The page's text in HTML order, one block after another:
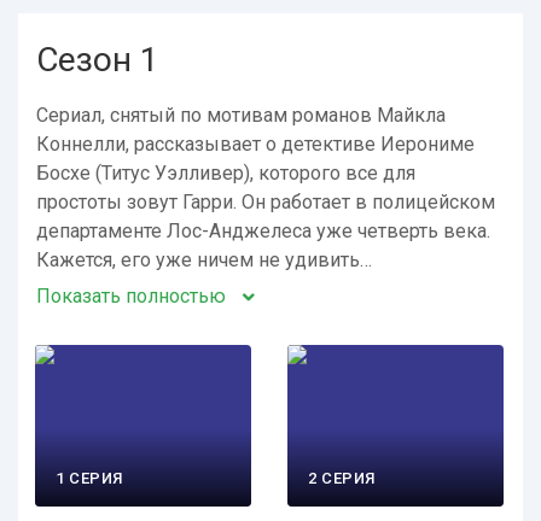
Сезон 1
Сериал, снятый по мотивам романов Майкла
Коннелли, рассказывает о детективе Иерониме
Босхе (Титус Уэлливер), которого все для
простоты зовут Гарри. Он работает в полицейском
департаменте Лос-Анджелеса уже четверть века.
Кажется, его уже ничем не удивить…
Показать полностью
1 СЕРИЯ 2 СЕРИЯ